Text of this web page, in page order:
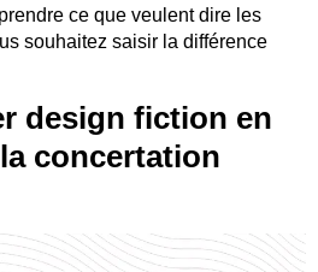
ce que veulent dire les
souhaitez saisir la différence
design fiction en
concertation